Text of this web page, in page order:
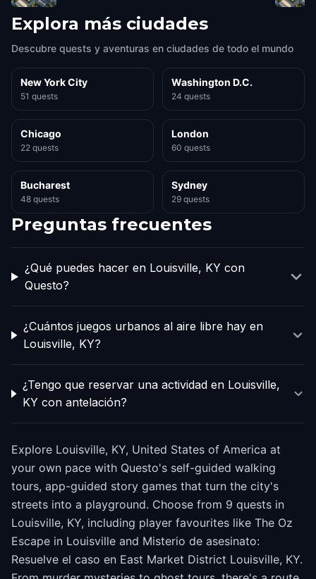
Explora más ciudades
Descubre quests y aventuras en ciudades de todo el mundo
New York City
51 quests
Washington D.C.
24 quests
Chicago
22 quests
London
60 quests
Bucharest
48 quests
Sydney
29 quests
Preguntas frecuentes
¿Qué puedes hacer en Louisville, KY con
Questo?
¿Cuántos juegos urbanos al aire libre hay en
Louisville, KY?
¿Tengo que reservar una actividad en Louisville,
KY con antelación?
Explore Louisville, KY, United States of America at
your own pace with Questo's self-guided walking
tours, app-guided story games that turn the city's
streets into a playground. Choose from 9 quests in
Louisville, KY, including player favourites like The Oz
Escape in Louisville and Misterio de asesinato:
Resuelve el caso en East Market District Louisville, KY.